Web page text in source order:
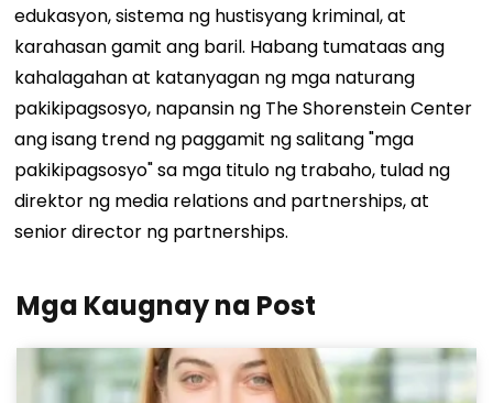
edukasyon, sistema ng hustisyang kriminal, at
karahasan gamit ang baril. Habang tumataas ang
kahalagahan at katanyagan ng mga naturang
pakikipagsosyo, napansin ng The Shorenstein Center
ang isang trend ng paggamit ng salitang "mga
pakikipagsosyo" sa mga titulo ng trabaho, tulad ng
direktor ng media relations and partnerships, at
senior director ng partnerships.
Mga Kaugnay na Post